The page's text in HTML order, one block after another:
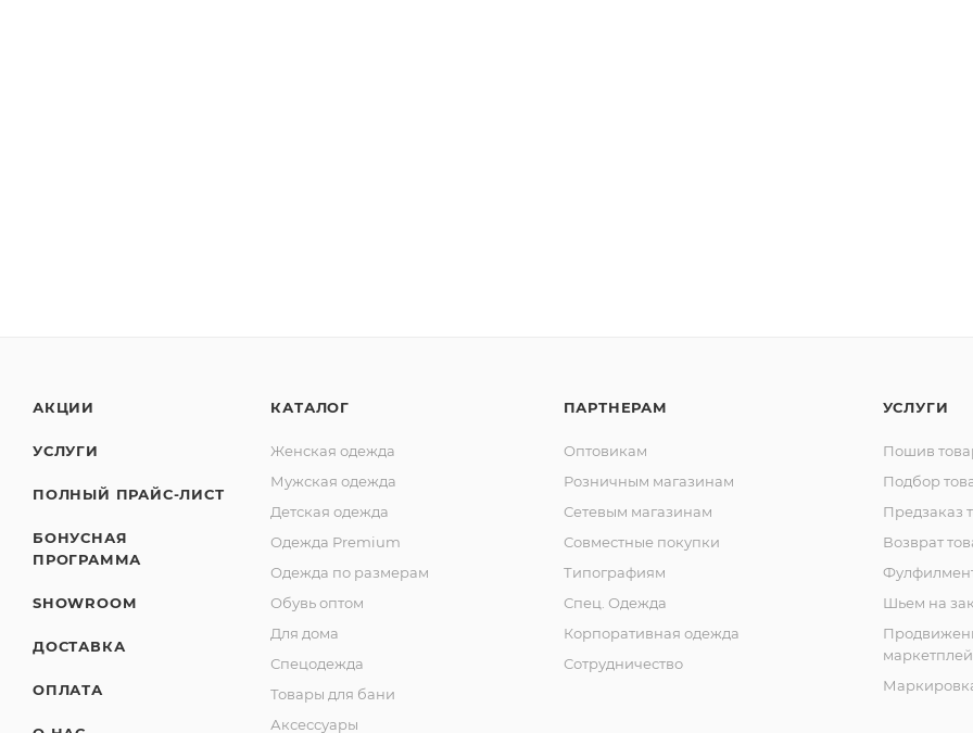
АКЦИИ
УСЛУГИ
ПОЛНЫЙ ПРАЙС-ЛИСТ
БОНУСНАЯ
ПРОГРАММА
SHOWROOM
ДОСТАВКА
ОПЛАТА
КАТАЛОГ
Женская одежда
Мужская одежда
Детская одежда
Одежда Premium
Одежда по размерам
Обувь оптом
Для дома
Спецодежда
Товары для бани
Аксессуары
ПАРТНЕРАМ
Оптовикам
Розничным магазинам
Сетевым магазинам
Совместные покупки
Типографиям
Спец. Одежда
Корпоративная одежда
Сотрудничество
УСЛУГИ
Пошив
Подбор
Предзаказ
Возврат
Шьем на